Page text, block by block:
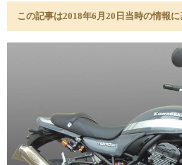
この記事は2018年6月20日当時の情報に